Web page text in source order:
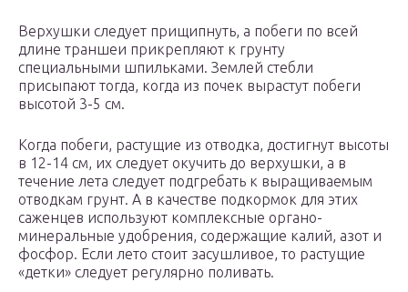
Верхушки следует прищипнуть, а побеги по всей
длине траншеи прикрепляют к грунту
специальными шпильками. Землей стебли
присыпают тогда, когда из почек вырастут побеги
высотой 3-5 см.
Когда побеги, растущие из отводка, достигнут высоты
в 12-14 см, их следует окучить до верхушки, а в
течение лета следует подгребать к выращиваемым
отводкам грунт. А в качестве подкормок для этих
саженцев используют комплексные органо-
минеральные удобрения, содержащие калий, азот и
фосфор. Если лето стоит засушливое, то растущие
«детки» следует регулярно поливать.